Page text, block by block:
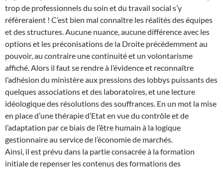
trop de professionnels du soin et du travail social s’y
réfèreraient ! C’est bien mal connaître les réalités des équipes
et des structures. Aucune nuance, aucune différence avec les
options et les préconisations de la Droite précédemment au
pouvoir, au contraire une continuité et un volontarisme
affiché. Alors il faut se rendre à l’évidence et reconnaître
l’adhésion du ministère aux pressions des lobbys puissants des
quelques associations et des laboratoires, et une lecture
idéologique des résolutions des souffrances. En un mot la mise
en place d’une thérapie d’Etat en vue du contrôle et de
l’adaptation par ce biais de l’être humain à la logique
gestionnaire au service de l’économie de marchés.
Ainsi, il est prévu dans la partie consacrée à la formation
initiale de repenser les contenus des formations des